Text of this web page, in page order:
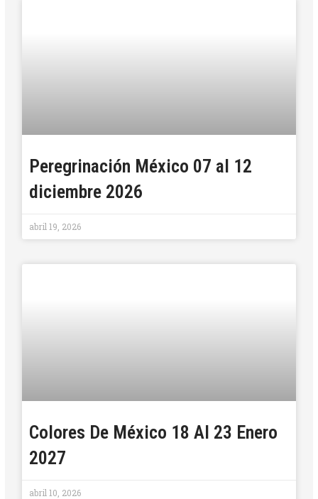
Peregrinación México 07 al 12
diciembre 2026
abril 19, 2026
Colores De México 18 Al 23 Enero
2027
abril 10, 2026